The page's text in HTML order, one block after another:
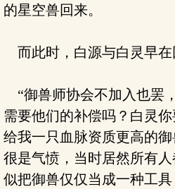
的星空兽回来。
而此时，白源与白灵早在
“御兽师协会不加入也罢
需要他们的补偿吗？白灵
给我一只血脉资质更高的
很是气愤，当时居然所有
似把御兽仅仅当成一种工具